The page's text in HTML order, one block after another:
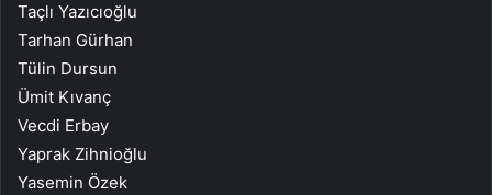
Taçlı Yazıcıoğlu
Tarhan Gürhan
Tülin Dursun
Ümit Kıvanç
Vecdi Erbay
Yaprak Zihnioğlu
Yasemin Özek